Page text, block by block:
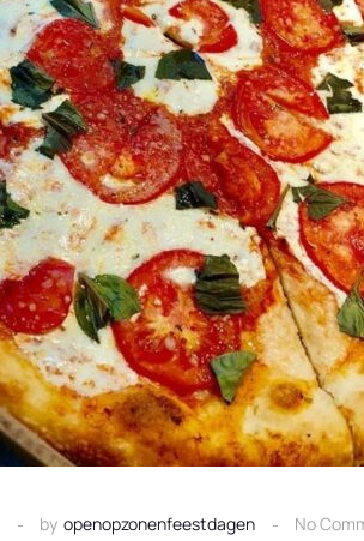
by openopzonenfeestdagen No